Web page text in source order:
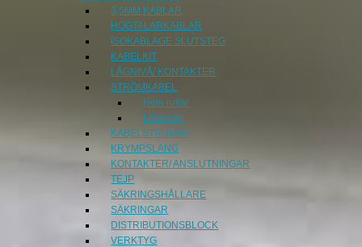
3,5MM KABLAR
HÖGTALARKABLAR
ISOKABLAGE SLUTSTEG
KABELKIT
LÅGNIVÅ/ KONTAKTER
STRÖMKABEL
Hela rullar
Lösmeter
KABELSTRUMPA
KRYMPSLANG
KONTAKTER/ ANSLUTNINGAR
TEJP
SÄKRINGSHÅLLARE
SÄKRINGAR
DISTRIBUTIONSBLOCK
VERKTYG